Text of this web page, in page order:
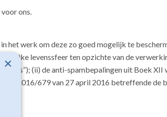
ons.
het werk om deze zo goed mogelijk te
levenssfeer ten opzichte van de
(ii) de anti-spambepalingen uit Boek
2016/679 van 27 april 2016 betreffende de
×